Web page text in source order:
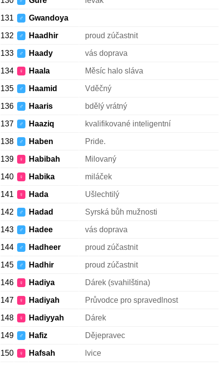
131 ♂ Gwandoya
132 ♂ Haadhir proud zúčastnit
133 ♂ Haady vás doprava
134 ♀ Haala Měsíc halo sláva
135 ♂ Haamid Vděčný
136 ♂ Haaris bdělý vrátný
137 ♂ Haaziq kvalifikované inteligentní
138 ♂ Haben Pride.
139 ♀ Habibah Milovaný
140 ♀ Habika miláček
141 ♀ Hada Ušlechtilý
142 ♂ Hadad Syrská bůh mužnosti
143 ♂ Hadee vás doprava
144 ♂ Hadheer proud zúčastnit
145 ♂ Hadhir proud zúčastnit
146 ♀ Hadiya Dárek (svahilština)
147 ♀ Hadiyah Průvodce pro spravedlnost
148 ♀ Hadiyyah Dárek
149 ♂ Hafiz Dějepravec
150 ♀ Hafsah lvice